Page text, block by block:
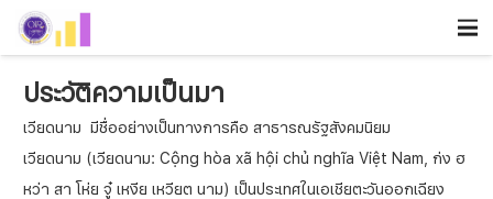
ประวัติความเป็นมา
เวียดนาม มีชื่ออย่างเป็นทางการคือ สาธารณรัฐสังคมนิยม
เวียดนาม (เวียดนาม: Cộng hòa xã hội chủ nghĩa Việt Nam , ก่ง ฮ
หว่า สา โห่ย จู๋ เหงีย เหวียต นาม) เป็นประเทศในเอเชียตะวันออกเฉียง